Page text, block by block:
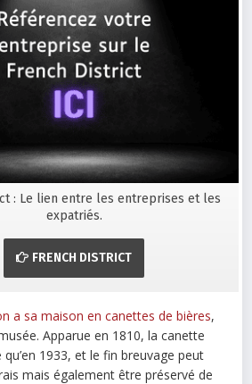
: Le lien entre les entreprises et les
expatriés.
FRENCH DISTRICT
a sa maison en canettes de bières,
Apparue en 1810, la canette
qu’en 1933, et le fin breuvage peut
mais également être préservé de